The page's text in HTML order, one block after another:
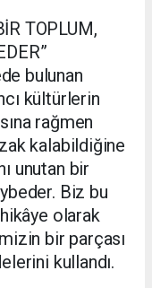
TOPLUM,
bulunan
kültürlerin
rağmen
kalabildiğine
unutan bir
Biz bu
olarak
bir parçası
kullandı.